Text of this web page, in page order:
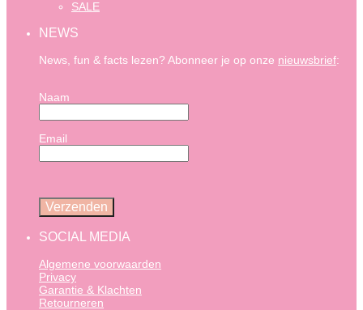
SALE
NEWS
News, fun & facts lezen? Abonneer je op onze nieuwsbrief:
Naam
Email
SOCIAL MEDIA
Algemene voorwaarden
Privacy
Garantie & Klachten
Retourneren